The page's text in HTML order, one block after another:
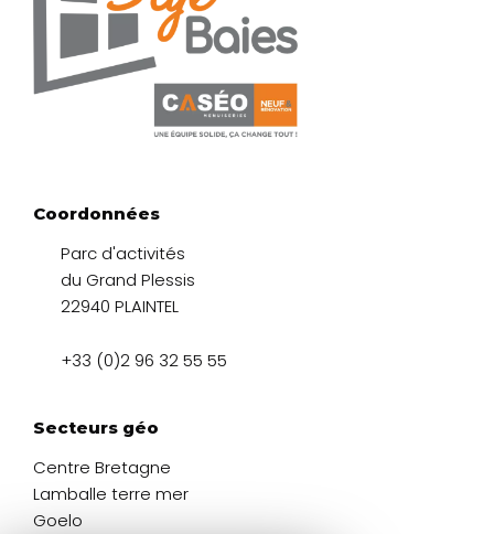
Coordonnées
Parc d'activités
du Grand Plessis
22940 PLAINTEL
+33 (0)2 96 32 55 55
Secteurs géo
Centre Bretagne
Lamballe terre mer
Goelo